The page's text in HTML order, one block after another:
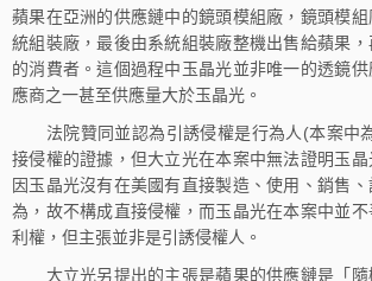
蘋果在亞洲的供應鏈中的鏡頭模組廠，鏡頭模
統組裝廠，最後由系統組裝廠整機出售給蘋果
的消費者。這個過程中玉晶光並非唯一的透鏡
應商之一甚至供應量大於玉晶光。
法院贊同並認為引誘侵權是行為人(本案中
接侵權的證據，但大立光在本案中無法證明玉晶
因玉晶光沒有在美國有直接製造、使用、銷售
為，故不構成直接侵權，而玉晶光在本案中並
利權，但主張並非是引誘侵權人。
大立光另提出的主張是蘋果的供應鏈是「隨